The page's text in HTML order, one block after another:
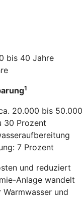
bis 40 Jahre
1
20.000 bis 50.000
30 Prozent
7 Prozent
und reduziert
Anlage wandelt
Warmwasser und